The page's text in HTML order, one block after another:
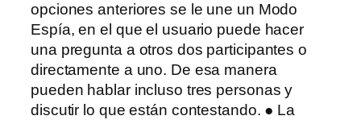
opciones anteriores se le une un Modo
Espía, en el que el usuario puede hacer
una pregunta a otros dos participantes o
directamente a uno. De esa manera
pueden hablar incluso tres personas y
discutir lo que están contestando. ● La